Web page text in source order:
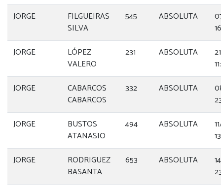
JORGE
FILGUEIRAS
SILVA
545 ABSOLUTA
JORGE
LÓPEZ
VALERO
231 ABSOLUTA
JORGE
CABARCOS
CABARCOS
332 ABSOLUTA
JORGE
BUSTOS
ATANASIO
494 ABSOLUTA
JORGE
RODRIGUEZ
BASANTA
653 ABSOLUTA